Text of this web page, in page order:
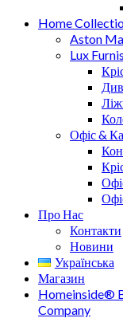
Home
Aston
Lux
Офіс &
Про Нас
Контакти
Новини
Українська
Магазин
Homeinside®
Company